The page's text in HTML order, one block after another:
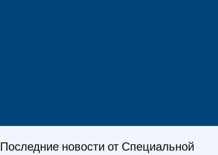
Последние новости от Специальной